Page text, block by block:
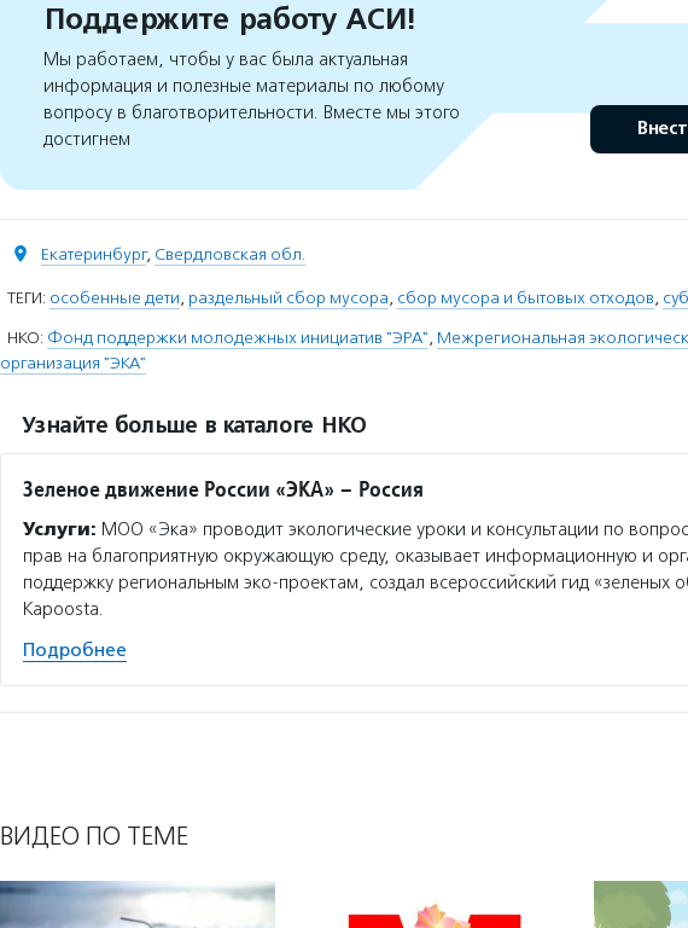
Поддержите работу АСИ!
Мы работаем, чтобы у вас была актуальная
информация и полезные материалы по любому
вопросу в благотворительности. Вместе мы этого
достигнем
Екатеринбург, Свердловская обл.
ТЕГИ: особенные дети, раздельный сбор мусора, сбор мусора и бытовых отходов,
НКО: Фонд поддержки молодежных инициатив "ЭРА", Межрегиональная
организация "ЭКА"
Узнайте больше в каталоге НКО
Зеленое движение России «ЭКА» – Россия
Услуги: МОО «Эка» проводит экологические уроки и консультации по
прав на благоприятную окружающую среду, оказывает информационную и
поддержку региональным эко-проектам, создал всероссийский гид «зеленых
Kapoosta.
Подробнее
ВИДЕО ПО ТЕМЕ